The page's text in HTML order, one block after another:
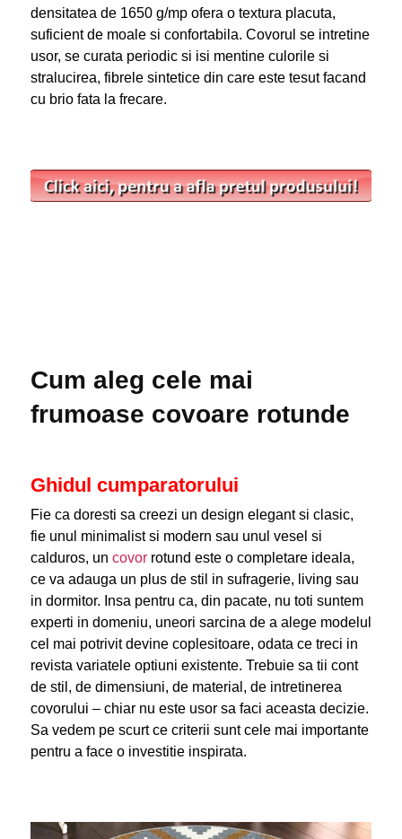
densitatea de 1650 g/mp ofera o textura placuta,
suficient de moale si confortabila. Covorul se intretine
usor, se curata periodic si isi mentine culorile si
stralucirea, fibrele sintetice din care este tesut facand
cu brio fata la frecare.
Cum aleg cele mai
frumoase covoare rotunde
Ghidul cumparatorului
Fie ca doresti sa creezi un design elegant si clasic,
fie unul minimalist si modern sau unul vesel si
calduros, un covorrotund este o completare ideala,
ce va adauga un plus de stil in sufragerie, living sau
in dormitor. Insa pentru ca, din pacate, nu toti suntem
experti in domeniu, uneori sarcina de a alege modelul
cel mai potrivit devine coplesitoare, odata ce treci in
revista variatele optiuni existente. Trebuie sa tii cont
de stil, de dimensiuni, de material, de intretinerea
covorului – chiar nu este usor sa faci aceasta decizie.
Sa vedem pe scurt ce criterii sunt cele mai importante
pentru a face o investitie inspirata.